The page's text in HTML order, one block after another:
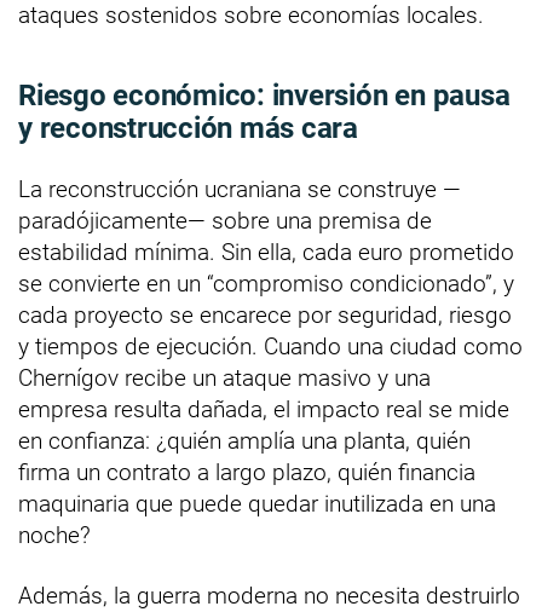
ataques sostenidos sobre economías locales.
Riesgo económico: inversión en pausa
y reconstrucción más cara
La reconstrucción ucraniana se construye —
paradójicamente— sobre una premisa de
estabilidad mínima. Sin ella, cada euro prometido
se convierte en un “compromiso condicionado”, y
cada proyecto se encarece por seguridad, riesgo
y tiempos de ejecución. Cuando una ciudad como
Chernígov recibe un ataque masivo y una
empresa resulta dañada, el impacto real se mide
en confianza: ¿quién amplía una planta, quién
firma un contrato a largo plazo, quién financia
maquinaria que puede quedar inutilizada en una
noche?
Además, la guerra moderna no necesita destruirlo